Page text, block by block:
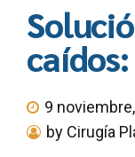
9
by Cirugía